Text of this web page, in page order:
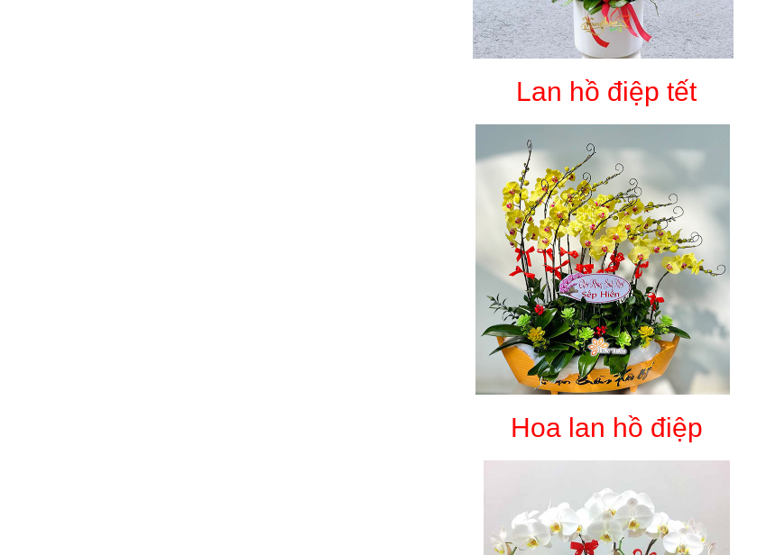
Lan hồ điệp tết
Hoa lan hồ điệp